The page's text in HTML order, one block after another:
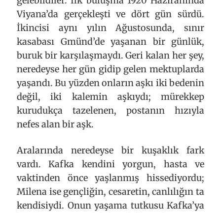
Viyana’da gerçekleşti ve dört gün sürdü.
İkincisi aynı yılın Ağustosunda, sınır
kasabası Gmünd’de yaşanan bir günlük,
buruk bir karşılaşmaydı. Geri kalan her şey,
neredeyse her gün gidip gelen mektuplarda
yaşandı. Bu yüzden onların aşkı iki bedenin
değil, iki kalemin aşkıydı; mürekkep
kurudukça tazelenen, postanın hızıyla
nefes alan bir aşk.
Aralarında neredeyse bir kuşaklık fark
vardı. Kafka kendini yorgun, hasta ve
vaktinden önce yaşlanmış hissediyordu;
Milena ise gençliğin, cesaretin, canlılığın ta
kendisiydi. Onun yaşama tutkusu Kafka’ya